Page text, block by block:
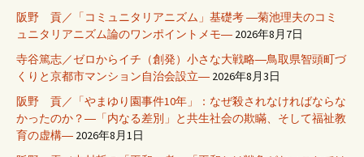
阪野 貢／「コミュニタリアニズム」基礎考 ―菊池理夫のコミ
ュニタリアニズム論のワンポイントメモ― 2026年8月7日
寺谷篤志／ゼロからイチ（創発）小さな大戦略―鳥取県智頭町づ
くりと京都市マンション自治会設立― 2026年8月3日
阪野 貢／「やまゆり園事件10年」：なぜ殺されなければならな
かったのか？―「内なる差別」と共生社会の欺瞞、そして福祉教
育の虚構― 2026年8月1日